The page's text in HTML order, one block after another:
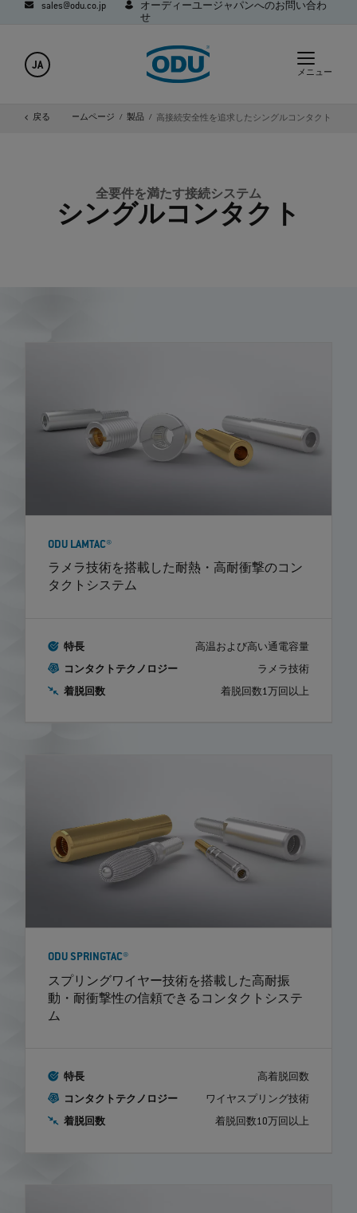
sales@odu.co.jp
オーディーユージャパンへのお問い合わ
せ
JA
メニュー
戻る ホームページ 製品 高接続安全性を追求したシングルコンタクト
全要件を満たす接続システム
シングルコンタクト
ODU LAMTAC®
ラメラ技術を搭載した耐熱・高耐衝撃のコン
タクトシステム
特長 高温および高い通電容量
コンタクトテクノロジー ラメラ技術
着脱回数 着脱回数1万回以上
ODU SPRINGTAC®
スプリングワイヤー技術を搭載した高耐振
動・耐衝撃性の信頼できるコンタクトシステ
ム
特長 高着脱回数
コンタクトテクノロジー ワイヤスプリング技術
着脱回数 着脱回数10万回以上